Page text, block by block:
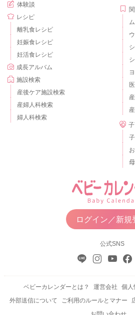
体験談
レシピ
離乳食レシピ
妊娠食レシピ
妊活食レシピ
成長アルバム
施設検索
産後ケア施設検索
産婦人科検索
婦人科検索
ログイン／新規
公式SNS
ベビーカレンダーとは？ 運営会社
個人
外部送信について
ご利用のルールとマナー